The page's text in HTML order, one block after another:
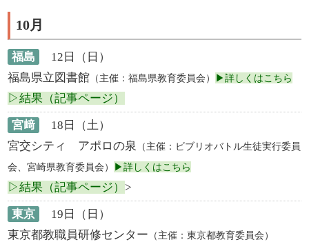
10月
福島
12日（日）
福島県立図書館 （主催：福島県教育委員会） ▶詳しくはこちら
▷結果（記事ページ）
宮﨑
18日（土）
宮交シティ アポロの泉
（主催：ビブリオバトル生徒実行委員
会、宮崎県教育委員会）
▶詳しくはこちら
▷結果（記事ページ） >
東京
19日（日）
東京都教職員研修センター （主催：東京都教育委員会）